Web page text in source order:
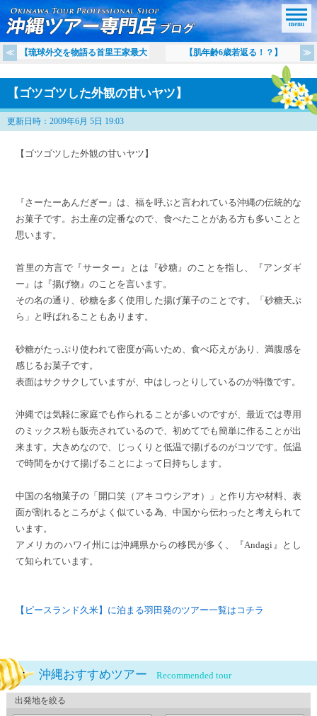
menu
【琉球外交を物語る首里王家最大 【肌年齢6歳若返る！？】
【ゴツゴツした外観の甘いヤツ】
更新日時：2009年6月 5日 19:03
【ゴツゴツした外観の甘いヤツ】
『さーたーあんだぎー』は、福を呼ぶと言われている沖縄の伝統的な
お菓子です。お土産の定番なので、食べたことがある方も多いことと
思います。
首里の方言で『サーター』とは『砂糖』のことを指し、『アンダギ
ー』は『揚げ物』のことを言います。
その名の通り、砂糖を多く使用した揚げ菓子のことです。「砂糖天ぷ
ら」と呼ばれることもあります。
砂糖がたっぷり使われて密度が高いため、食べ応えがあり、満腹感を
感じるお菓子です。
表面はサクサクしていますが、中はしっとりしているのが特徴です。
沖縄では気軽に家庭でも作られることが多いのですが、最近では専用
のミックス粉も販売されているので、初めてでも簡単に作ることが出
来ます。大きめなので、じっくりと低温で揚げるのがコツです。低温
で時間をかけて揚げることによって日持ちします。
中国の名物菓子の「開口笑（アキコウシアオ）」と作り方や材料、表
面が割れるところがよく似ている為、中国から伝わったと考えられて
います。
アメリカのハワイ州には沖縄県からの移民が多く、『Andagi』とし
て知られています。
【ピースランド久米】に泊まる羽田発のツアー一覧はコチラ
沖縄おすすめツアー Recommended tour
出発地を絞る